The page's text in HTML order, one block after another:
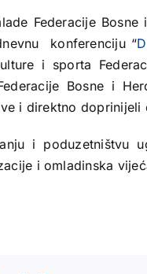
Federacije
konferenciju “
i sporta
Bosne i
i direktno doprinijeli
i poduzetništvu
i omladinska